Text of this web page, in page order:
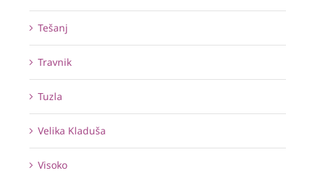
Tešanj
Travnik
Tuzla
Velika Kladuša
Visoko